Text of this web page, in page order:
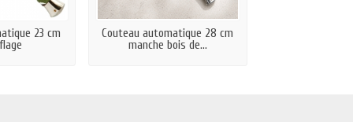
23 cm
Couteau automatique 28 cm
manche bois de...